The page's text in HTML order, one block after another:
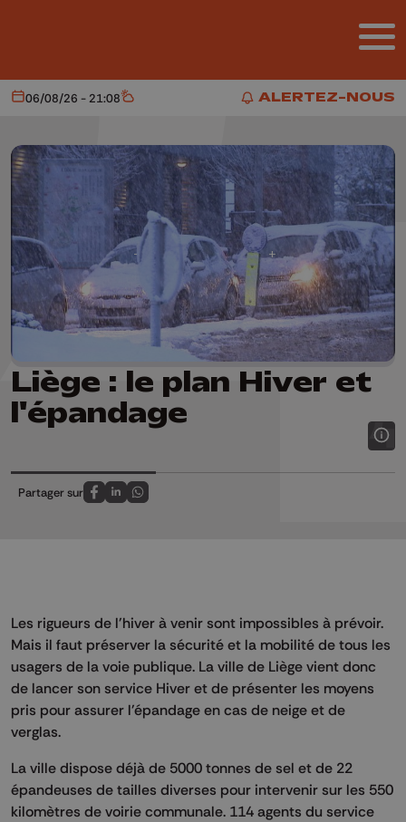
ALERTEZ-NOUS
ALERTEZ-NOUS
Aujourd'hui
06/08/26 - 21:08 Météo
Liège : le plan Hiver et
l'épandage
Partager sur
Partagez sur FaceBook
Partagez sur LinkedIn
Partagez sur Whatsapp
Les rigueurs de l'hiver à venir sont impossibles à prévoir.
Mais il faut préserver la sécurité et la mobilité de tous les
usagers de la voie publique. La ville de Liège vient donc
de lancer son service Hiver et de présenter les moyens
pris pour assurer l'épandage en cas de neige et de
verglas.
La ville dispose déjà de 5000 tonnes de sel et de 22
épandeuses de tailles diverses pour intervenir sur les 550
kilomètres de voirie communale. 114 agents du service